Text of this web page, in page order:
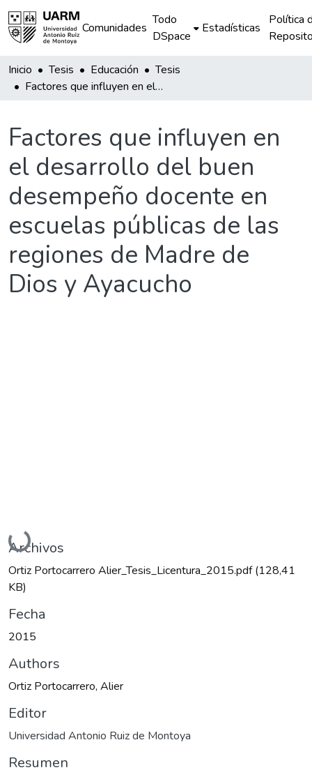
Comunidades
Todo
DSpace
Estadísticas
Política
Inicio Tesis Educación
Tesis
Factores que influyen en el desarrollo del buen desempeño docente en escuelas públicas de las regiones de Madre de Dios y Ayacucho
Factores que influyen en
el desarrollo del buen
desempeño docente en
escuelas públicas de las
regiones de Madre de
Dios y Ayacucho
Cargando...
Archivos
Ortiz Portocarrero Alier_Tesis_Licentura_2015.pdf(128,41
KB)
Fecha
2015
Authors
Ortiz Portocarrero, Alier
Editor
Universidad Antonio Ruiz de Montoya
Resumen